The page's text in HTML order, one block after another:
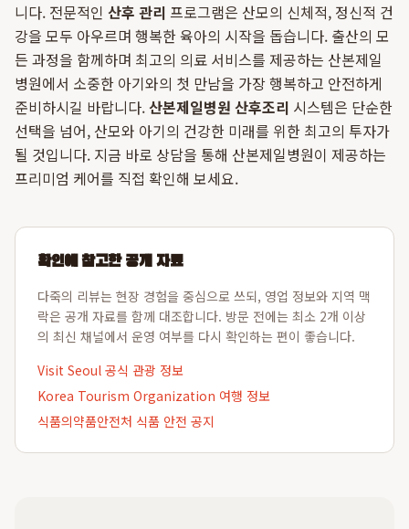
니다. 전문적인 산후 관리 프로그램은 산모의 신체적, 정신적 건
강을 모두 아우르며 행복한 육아의 시작을 돕습니다. 출산의 모
든 과정을 함께하며 최고의 의료 서비스를 제공하는 산본제일
병원에서 소중한 아기와의 첫 만남을 가장 행복하고 안전하게
준비하시길 바랍니다.산본제일병원 산후조리 시스템은 단순한
선택을 넘어, 산모와 아기의 건강한 미래를 위한 최고의 투자가
될 것입니다. 지금 바로 상담을 통해 산본제일병원이 제공하는
프리미엄 케어를 직접 확인해 보세요.
확인에 참고한 공개 자료
다죽의 리뷰는 현장 경험을 중심으로 쓰되, 영업 정보와 지역 맥
락은 공개 자료를 함께 대조합니다. 방문 전에는 최소 2개 이상
의 최신 채널에서 운영 여부를 다시 확인하는 편이 좋습니다.
Visit Seoul 공식 관광 정보
Korea Tourism Organization 여행 정보
식품의약품안전처 식품 안전 공지